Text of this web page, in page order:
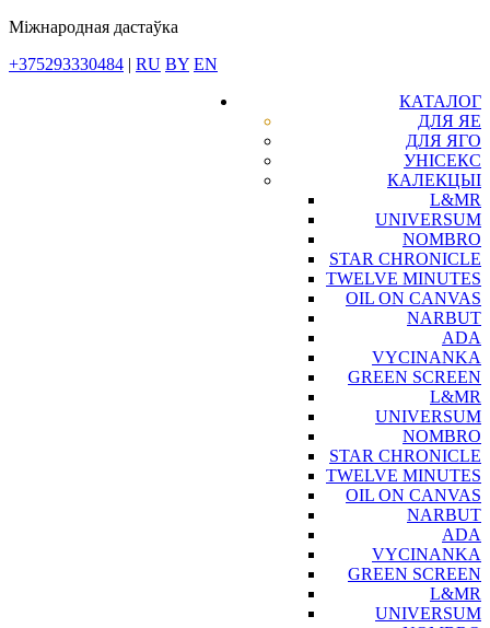
Міжнародная дастаўка
+375293330484 | RU BY EN
КАТАЛОГ
ДЛЯ ЯЕ
ДЛЯ ЯГО
УНІСЕКС
КАЛЕКЦЫІ
L&MR
UNIVERSUM
NOMBRO
STAR CHRONICLE
TWELVE MINUTES
OIL ON CANVAS
NARBUT
ADA
VYCINANKA
GREEN SCREEN
L&MR
UNIVERSUM
NOMBRO
STAR CHRONICLE
TWELVE MINUTES
OIL ON CANVAS
NARBUT
ADA
VYCINANKA
GREEN SCREEN
L&MR
UNIVERSUM